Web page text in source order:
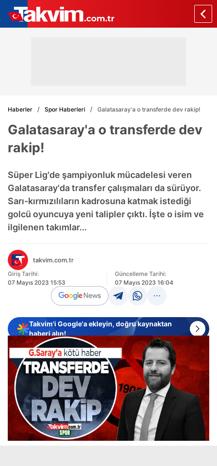
Haberler Spor Haberleri Galatasaray'a o transferde dev rakip!
Galatasaray'a o transferde dev
rakip!
Süper Lig'de şampiyonluk mücadelesi veren
Galatasaray'da transfer çalışmaları da sürüyor.
Sarı-kırmızılıların kadrosuna katmak istediği
golcü oyuncuya yeni talipler çıktı. İşte o isim ve
ilgilenen takımlar...
takvim.com.tr
Giriş Tarihi:
07 Mayıs 2023 15:53
Güncelleme Tarihi:
07 Mayıs 2023 16:04
Takvim'i Google'a ekleyin, doğru kaynaktan
haberi alın!